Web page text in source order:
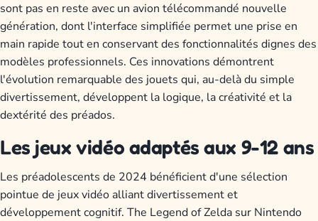
sont pas en reste avec un avion télécommandé nouvelle
génération, dont l'interface simplifiée permet une prise en
main rapide tout en conservant des fonctionnalités dignes des
modèles professionnels. Ces innovations démontrent
l'évolution remarquable des jouets qui, au-delà du simple
divertissement, développent la logique, la créativité et la
dextérité des préados.
Les jeux vidéo adaptés aux 9-12 ans
Les préadolescents de 2024 bénéficient d'une sélection
pointue de jeux vidéo alliant divertissement et
développement cognitif. The Legend of Zelda sur Nintendo